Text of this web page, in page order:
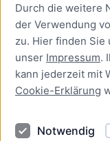
Durch die weitere
der Verwendung
zu. Hier finden Sie
unser Impressum.
kann jederzeit mit
Cookie-Erklärung
Notwendig
Presse
Newsletter
Kontakt
Kontakt
Datenschutzhinweise